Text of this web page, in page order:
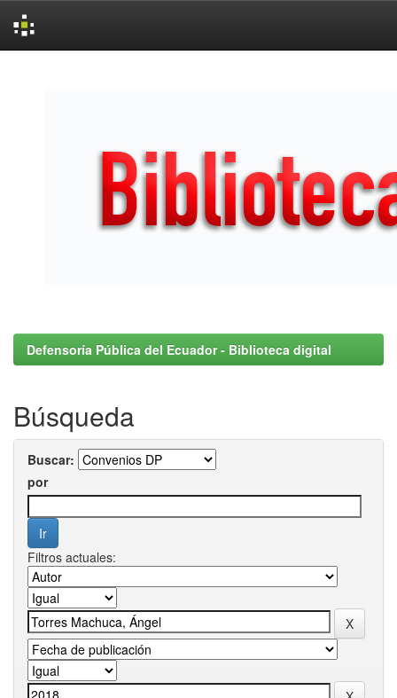
Defensoría Pública del Ecuador - Biblioteca digital
Búsqueda
Buscar:
por
Filtros actuales: